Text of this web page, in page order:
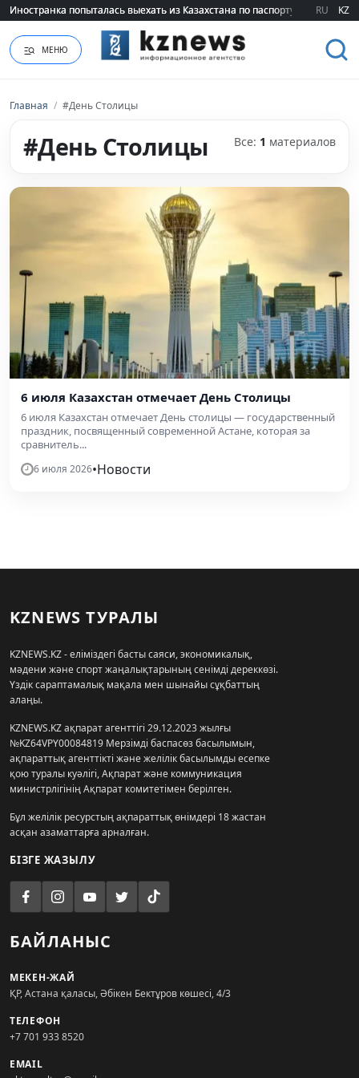
Иностранка попыталась выехать из Казахстана по паспорту сестры
Иностранка попыталась выехать из Казахстана по паспорту сестры
RU KZ
МЕНЮ
Главная / #День Столицы
#День Столицы Все: 1 материалов
6 июля Казахстан отмечает День Столицы
6 июля Казахстан отмечает День столицы — государственный
праздник, посвященный современной Астане, которая за
сравнитель...
6 июля 2026•Новости
KZNEWS ТУРАЛЫ
KZNEWS.KZ - еліміздегі басты саяси, экономикалық,
мәдени және спорт жаңалықтарының сенімді дереккөзі.
Үздік сараптамалық мақала мен шынайы сұқбаттың
алаңы.
KZNEWS.KZ ақпарат агенттігі 29.12.2023 жылғы
№KZ64VPY00084819 Мерзімді баспасөз басылымын,
ақпараттық агенттікті және желілік басылымды есепке
қою туралы куәлігі, Ақпарат және коммуникация
министрлігінің Ақпарат комитетімен берілген.
Бұл желілік ресурстың ақпараттық өнімдері 18 жастан
асқан азаматтарға арналған.
БІЗГЕ ЖАЗЫЛУ
БАЙЛАНЫС
МЕКЕН-ЖАЙ
ҚР, Астана қаласы, Әбікен Бектұров көшесі, 4/3
ТЕЛЕФОН
+7 701 933 8520
EMAIL